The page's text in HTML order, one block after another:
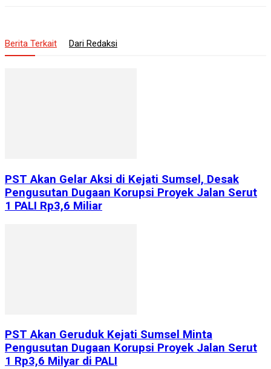
Berita Terkait Dari Redaksi
PST Akan Gelar Aksi di Kejati Sumsel, Desak
Pengusutan Dugaan Korupsi Proyek Jalan Serut
1 PALI Rp3,6 Miliar
PST Akan Geruduk Kejati Sumsel Minta
Pengusutan Dugaan Korupsi Proyek Jalan Serut
1 Rp3,6 Milyar di PALI